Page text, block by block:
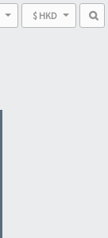
$ HKD